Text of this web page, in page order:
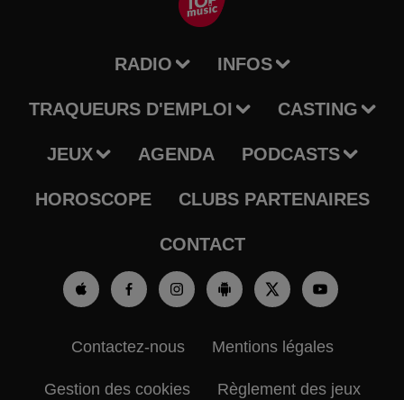
RADIO INFOS
TRAQUEURS D'EMPLOI CASTING
JEUX AGENDA PODCASTS
HOROSCOPE CLUBS PARTENAIRES
CONTACT
Contactez-nous Mentions légales
Gestion des cookies Règlement des jeux